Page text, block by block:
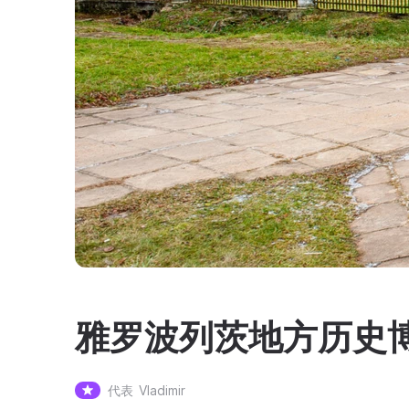
雅罗波列茨地方历史
代表 Vladimir